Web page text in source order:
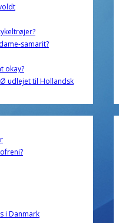
samarit?
okay?
udlejet til Hollandsk
i Danmark